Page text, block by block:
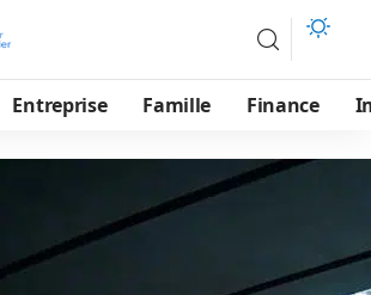
Entreprise Famille Finance